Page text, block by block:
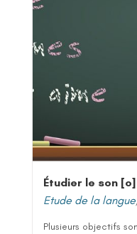
Étudier le son [o]
Etude de la langue
Plusieurs objectifs